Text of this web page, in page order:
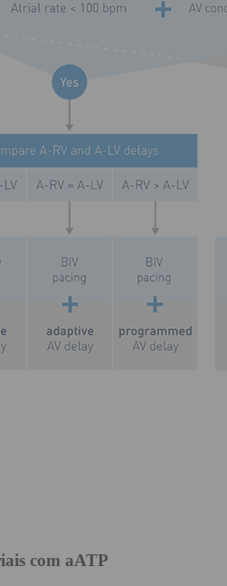
com aATP